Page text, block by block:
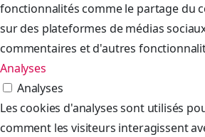
fonctionnalités comme le partage du
sur des plateformes de médias
commentaires et d'autres
Analyses
Analyses
Les cookies d'analyses sont utilisés
comment les visiteurs interagissent